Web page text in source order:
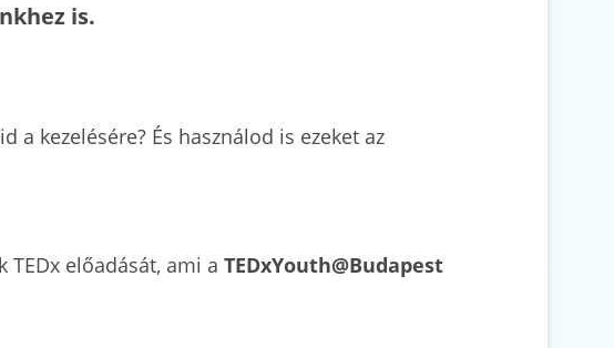
is.
a kezelésére? És használod is ezeket az
TEDx előadását, ami a TEDxYouth@Budapest